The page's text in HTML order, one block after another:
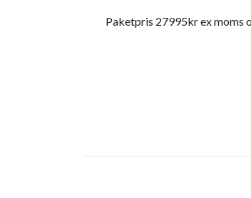
Paketpris 27995kr ex moms